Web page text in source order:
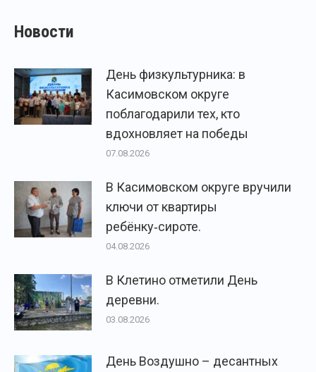
Новости
День физкультурника: в
Касимовском округе
поблагодарили тех, кто
вдохновляет на победы
07.08.2026
В Касимовском округе вручили
ключи от квартиры
ребёнку‑сироте.
04.08.2026
В Клетино отметили День
деревни.
03.08.2026
День Воздушно – десантных